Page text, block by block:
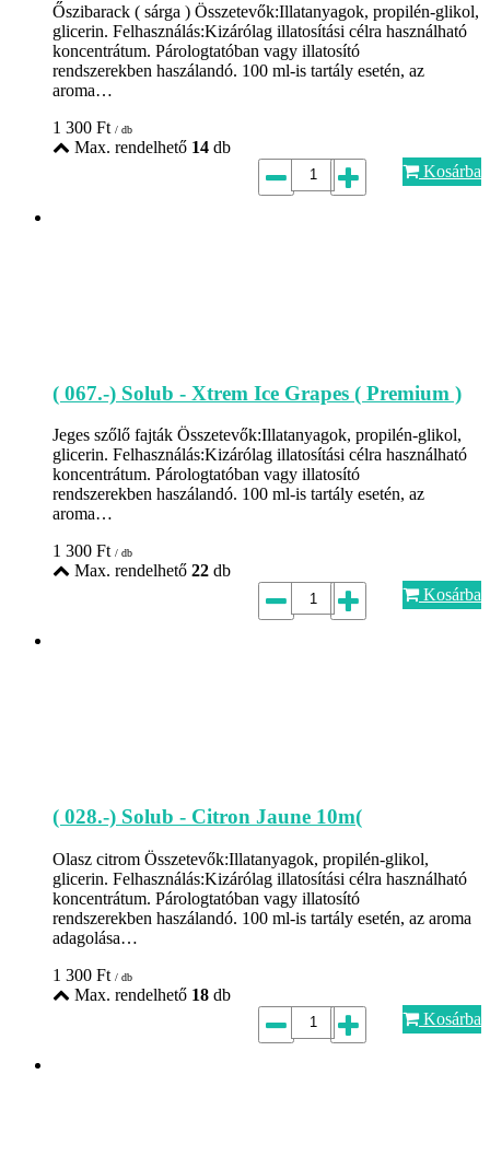
Őszibarack ( sárga ) Összetevők:Illatanyagok, propilén-glikol,
glicerin. Felhasználás:Kizárólag illatosítási célra használható
koncentrátum. Párologtatóban vagy illatosító
rendszerekben haszálandó. 100 ml-is tartály esetén, az
aroma…
1 300 Ft / db
Max. rendelhető 14 db
Kosárba
( 067.-) Solub - Xtrem Ice Grapes ( Premium )
Jeges szőlő fajták Összetevők:Illatanyagok, propilén-glikol,
glicerin. Felhasználás:Kizárólag illatosítási célra használható
koncentrátum. Párologtatóban vagy illatosító
rendszerekben haszálandó. 100 ml-is tartály esetén, az
aroma…
1 300 Ft / db
Max. rendelhető 22 db
Kosárba
( 028.-) Solub - Citron Jaune 10m(
Olasz citrom Összetevők:Illatanyagok, propilén-glikol,
glicerin. Felhasználás:Kizárólag illatosítási célra használható
koncentrátum. Párologtatóban vagy illatosító
rendszerekben haszálandó. 100 ml-is tartály esetén, az aroma
adagolása…
1 300 Ft / db
Max. rendelhető 18 db
Kosárba